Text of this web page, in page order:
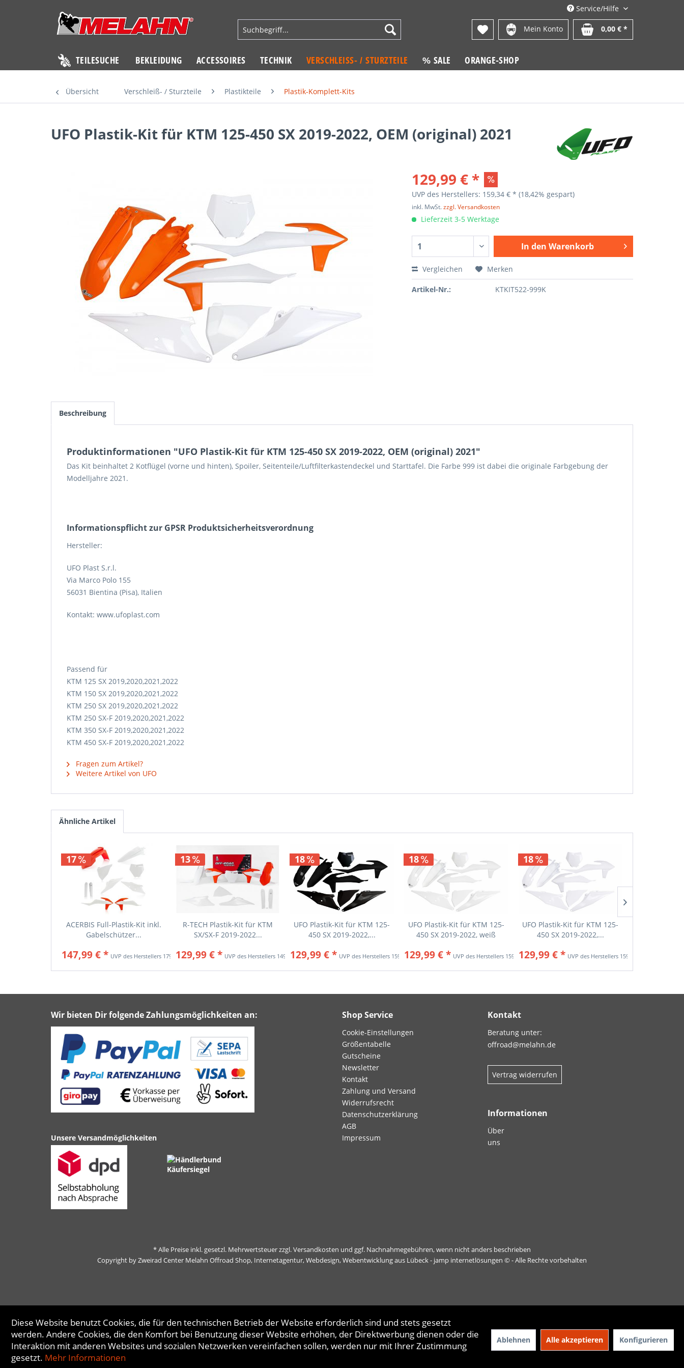
Service/Hilfe
Mein Konto 0,00 € *
TEILESUCHE BEKLEIDUNG ACCESSOIRES TECHNIK VERSCHLEISS- / STURZTEILE % SALE ORANGE-SHOP
Übersicht Verschleiß- / Sturzteile Plastikteile Plastik-Komplett-Kits
UFO Plastik-Kit für KTM 125-450 SX 2019-2022, OEM (original) 2021
129,99 € *
UVP des Herstellers: 159,34 € *(18,42% gespart)
inkl. MwSt.zzgl. Versandkosten
Lieferzeit 3-5 Werktage
In den Warenkorb
Vergleichen Merken
Artikel-Nr.: KTKIT522-999K
Beschreibung
Produktinformationen "UFO Plastik-Kit für KTM 125-450 SX 2019-2022, OEM (original) 2021"
Das Kit beinhaltet 2 Kotflügel (vorne und hinten), Spoiler, Seitenteile/Luftfilterkastendeckel und Starttafel. Die Farbe 999 ist dabei die originale Farbgebung der
Modelljahre 2021.
Informations­pflicht zur GPSR Produktsicherheits­verordnung
Hersteller:
UFO Plast S.r.l.
Via Marco Polo 155
56031 Bientina (Pisa), Italien
Kontakt: www.ufoplast.com
Passend für
KTM 125 SX 2019,2020,2021,2022
KTM 150 SX 2019,2020,2021,2022
KTM 250 SX 2019,2020,2021,2022
KTM 250 SX-F 2019,2020,2021,2022
KTM 350 SX-F 2019,2020,2021,2022
KTM 450 SX-F 2019,2020,2021,2022
Fragen zum Artikel?
Weitere Artikel von UFO
Ähnliche Artikel
17
ACERBIS Full-Plastik-Kit inkl.
Gabelschützer...
147,99 € * 179,95 € *
13
R-TECH Plastik-Kit für KTM
SX/SX-F 2019-2022...
129,99 € * 149,95 € *
18
UFO Plastik-Kit für KTM 125-
450 SX 2019-2022,...
129,99 € * 159,34 € *
18
UFO Plastik-Kit für KTM 125-
450 SX 2019-2022, weiß
129,99 € * 159,34 € *
18
UFO Plastik-Kit für KTM 125-
450 SX 2019-2022,...
129,99 € * 159,34 € *
Wir bieten Dir folgende Zahlungsmöglichkeiten an:
Unsere Versandmöglichkeiten
Shop Service
Cookie-Einstellungen
Größentabelle
Gutscheine
Newsletter
Kontakt
Zahlung und Versand
Widerrufsrecht
Datenschutzerklärung
AGB
Impressum
Kontakt
Beratung unter:
offroad@melahn.de
Vertrag widerrufen
Informationen
Über
uns
* Alle Preise inkl. gesetzl. Mehrwertsteuer zzgl.Versandkosten und ggf. Nachnahmegebühren, wenn nicht anders beschrieben
Copyright by Zweirad Center Melahn Offroad Shop, Internetagentur, Webdesign, Webentwicklung aus Lübeck - jamp internetlösungen © - Alle Rechte vorbehalten
Diese Website benutzt Cookies, die für den technischen Betrieb der Website erforderlich sind und stets gesetzt
werden. Andere Cookies, die den Komfort bei Benutzung dieser Website erhöhen, der Direktwerbung dienen oder die
Interaktion mit anderen Websites und sozialen Netzwerken vereinfachen sollen, werden nur mit Ihrer Zustimmung
gesetzt. Mehr Informationen
Ablehnen Alle akzeptieren Konfigurieren